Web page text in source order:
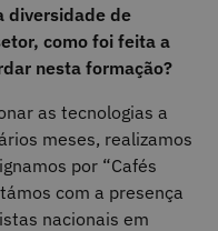
diversidade de
como foi feita a
nesta formação?
as tecnologias a
meses, realizamos
por “Cafés
com a presença
nacionais em